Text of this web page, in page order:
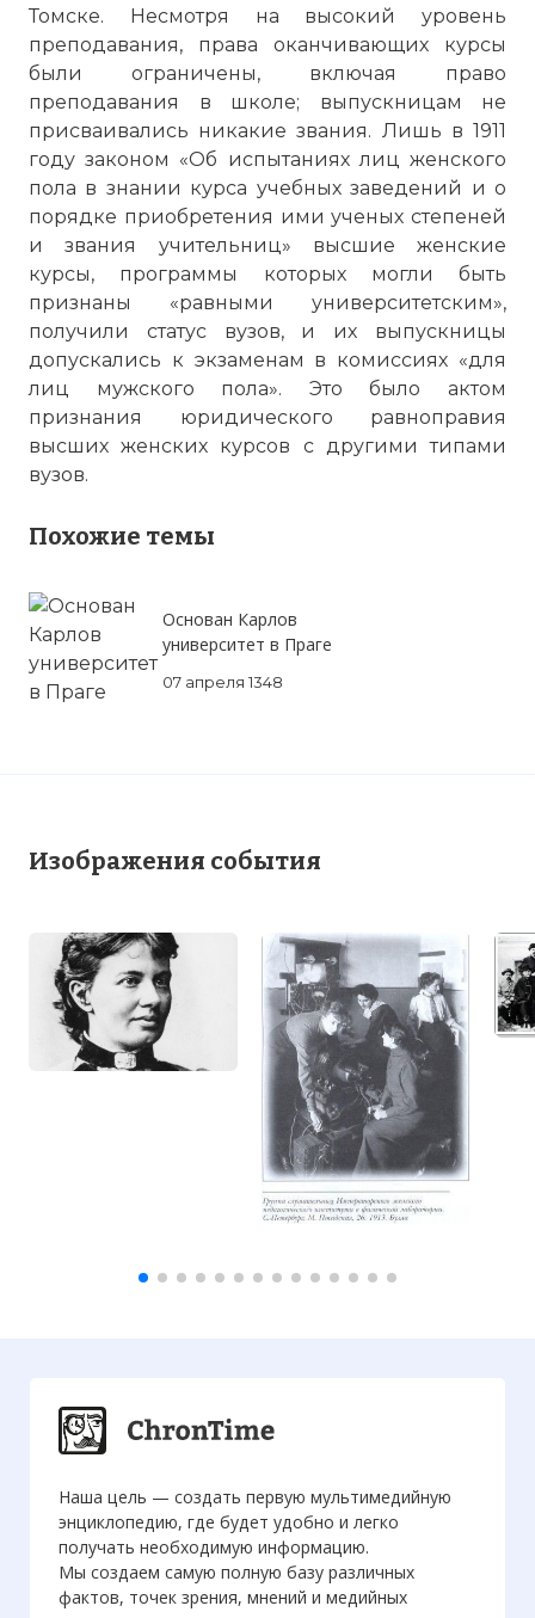
Томске. Несмотря на высокий уровень
преподавания, права оканчивающих курсы
были ограничены, включая право
преподавания в школе; выпускницам не
присваивались никакие звания. Лишь в 1911
году законом «Об испытаниях лиц женского
пола в знании курса учебных заведений и о
порядке приобретения ими ученых степеней
и звания учительниц» высшие женские
курсы, программы которых могли быть
признаны «равными университетским»,
получили статус вузов, и их выпускницы
допускались к экзаменам в комиссиях «для
лиц мужского пола». Это было актом
признания юридического равноправия
высших женских курсов с другими типами
вузов.
Похожие темы
Основан Карлов
университет в Праге
07 апреля 1348
Изображения события
Наша цель — создать первую мультимедийную
энциклопедию, где будет удобно и легко
получать необходимую информацию.
Мы создаем самую полную базу различных
фактов, точек зрения, мнений и медийных